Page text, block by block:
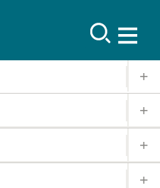
namn på företag
finansiella tjänster,